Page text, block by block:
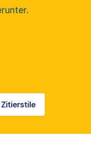
Zitierstile